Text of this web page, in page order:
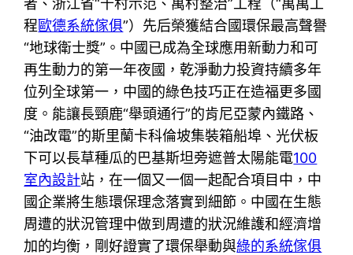
者、浙江省“千村示范、萬村整治”工程（“萬萬工
程歐德系統傢俱”）先后榮獲結合國環保最高聲譽
“地球衛士獎”。中國已成為全球應用新動力和可
再生動力的第一年夜國，乾淨動力投資持續多年
位列全球第一，中國的綠色技巧正在造福更多國
度。能讓長頸鹿“舉頭通行”的肯尼亞蒙內鐵路、
“油改電”的斯里蘭卡科倫坡集裝箱船埠、光伏板
下可以長草種瓜的巴基斯坦旁遮普太陽能電100
室內設計站，在一個又一個一起配合項目中，中
國企業將生態環保理念落實到細節。中國在生態
周遭的狀況管理中做到周遭的狀況維護和經濟增
加的均衡，剛好證實了環保舉動與綠的系統傢俱